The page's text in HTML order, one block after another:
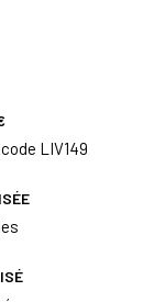
LIV149